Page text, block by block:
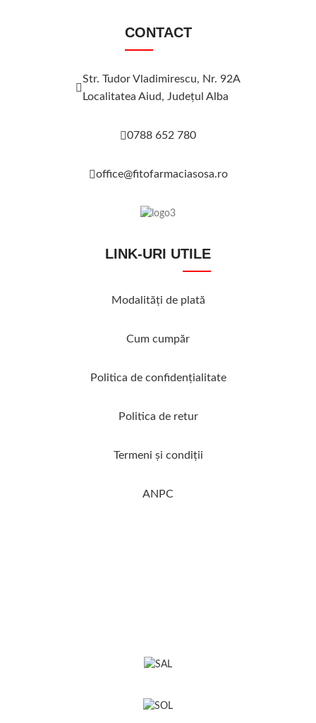
CONTACT
Str. Tudor Vladimirescu, Nr. 92A
Localitatea Aiud, Judeţul Alba
0788 652 780
office@fitofarmaciasosa.ro
LINK-URI UTILE
Modalităţi de plată
Cum cumpăr
Politica de confidenţialitate
Politica de retur
Termeni şi condiţii
ANPC